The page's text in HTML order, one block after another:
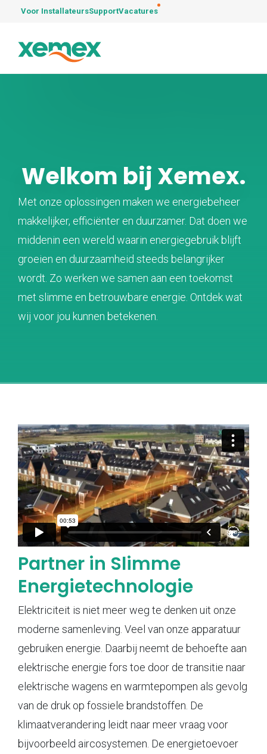
Voor InstallateursSupportVacatures
Welkom bij Xemex.
Met onze oplossingen maken we energiebeheer
makkelijker, efficiënter en duurzamer. Dat doen we
middenin een wereld waarin energiegebruik blijft
groeien en duurzaamheid steeds belangrijker
wordt. Zo werken we samen aan een toekomst
met slimme en betrouwbare energie. Ontdek wat
wij voor jou kunnen betekenen.
Partner in Slimme
Energietechnologie
Elektriciteit is niet meer weg te denken uit onze
moderne samenleving. Veel van onze apparatuur
gebruiken energie. Daarbij neemt de behoefte aan
elektrische energie fors toe door de transitie naar
elektrische wagens en warmtepompen als gevolg
van de druk op fossiele brandstoffen. De
klimaatverandering leidt naar meer vraag voor
bijvoorbeeld aircosystemen. De energietoevoer